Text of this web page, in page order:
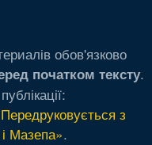
обов'язково
початком тексту.
з
Мазепа».